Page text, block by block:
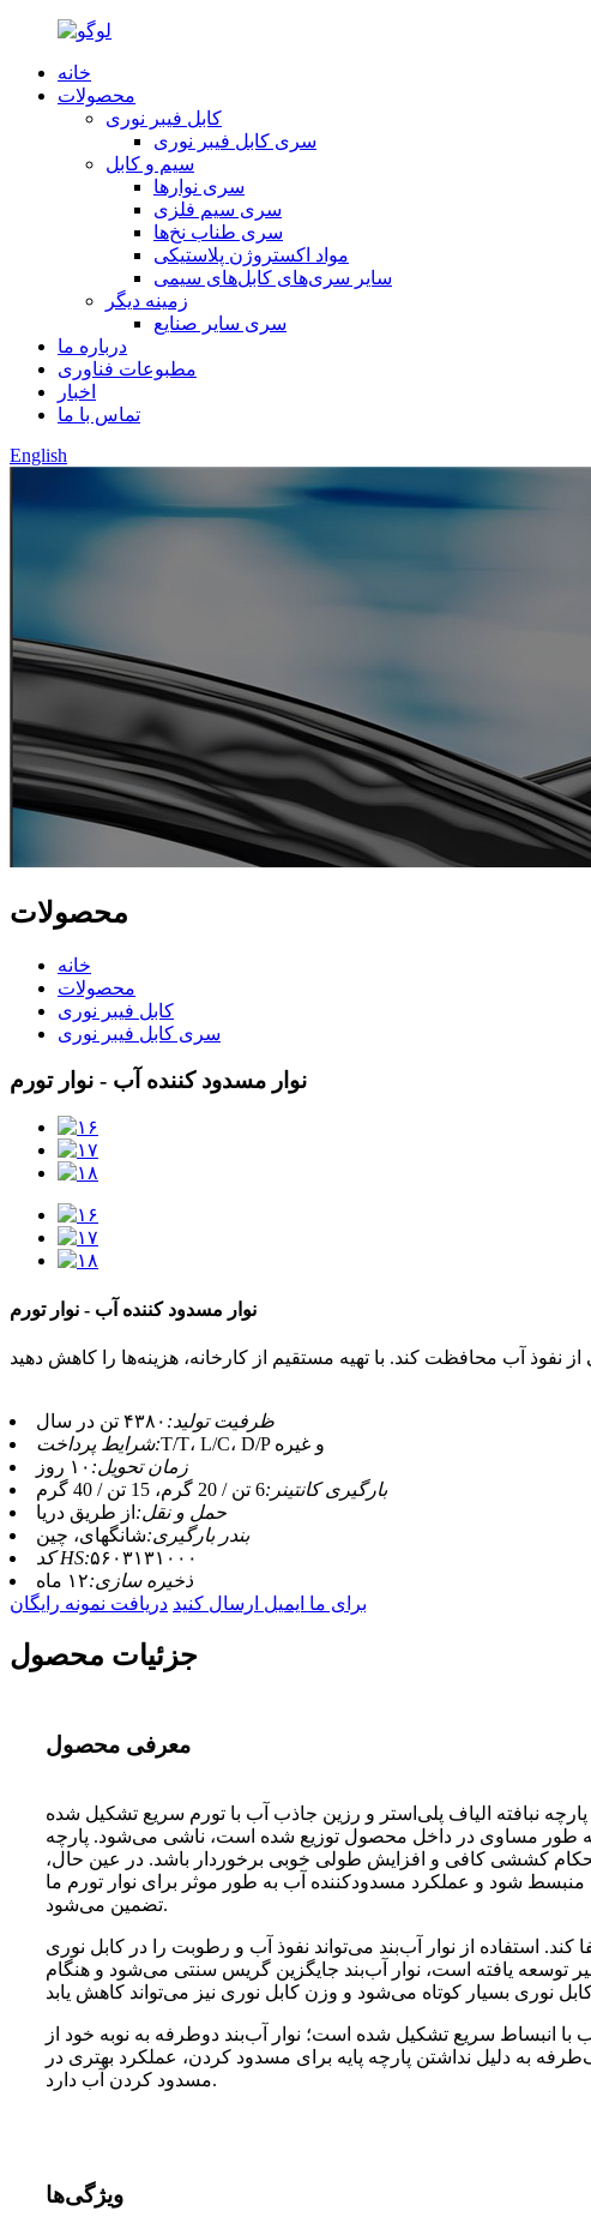
خانه
محصولات
کابل فیبر نوری
سری کابل فیبر نوری
سیم و کابل
سری نوارها
سری سیم فلزی
سری طناب نخ‌ها
مواد اکستروژن پلاستیکی
سایر سری‌های کابل‌های سیمی
زمینه دیگر
سری سایر صنایع
درباره ما
مطبوعات فناوری
اخبار
تماس با ما
English
محصولات
خانه
محصولات
کابل فیبر نوری
سری کابل فیبر نوری
نوار مسدود کننده آب - نوار تورم
نوار مسدود کننده آب - نوار تورم
ظرفیت تولید: ۴۳۸۰ تن در سال
شرایط پرداخت:
T/T، L/C، D/P و غیره
زمان تحویل: ۱۰ روز
بارگیری کانتینر:6 تن / 20 گرم، 15 تن / 40 گرم
حمل و نقل: از طریق دریا
بندر بارگیری:شانگهای، چین
کد HS:۵۶۰۳۱۳۱۰۰۰
ذخیره سازی:۱۲ ماه
برای ما ایمیل ارسال کنید دریافت نمونه رایگان
جزئیات محصول
معرفی محصول
نبافته الیاف پلی‌استر و رزین جاذب آب با تورم سریع تشکیل شده
طور مساوی در داخل محصول توزیع شده است، ناشی می‌شود. پارچه
کششی کافی و افزایش طولی خوبی برخوردار باشد. در عین حال،
شود و عملکرد مسدودکننده آب به طور موثر برای نوار تورم ما
تضمین می‌شود.
استفاده از نوار آب‌بند می‌تواند نفوذ آب و رطوبت را در کابل نوری
توسعه یافته است، نوار آب‌بند جایگزین گریس سنتی می‌شود و هنگام
با انبساط سریع تشکیل شده است؛ نوار آب‌بند دوطرفه به نوبه خود از
به دلیل نداشتن پارچه پایه برای مسدود کردن، عملکرد بهتری در
مسدود کردن آب دارد.
ویژگی‌ها